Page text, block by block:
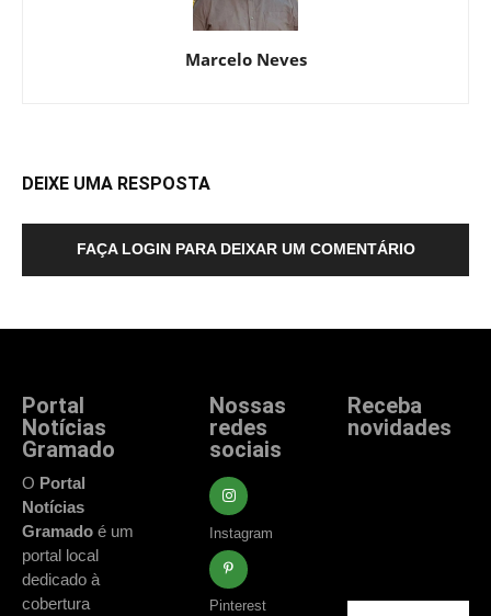
Marcelo Neves
DEIXE UMA RESPOSTA
FAÇA LOGIN PARA DEIXAR UM COMENTÁRIO
Portal
Notícias
Gramado
O Portal
Notícias
Gramado é um
portal local
dedicado à
cobertura
Nossas
redes
sociais
Instagram
Pinterest
Receba
novidades